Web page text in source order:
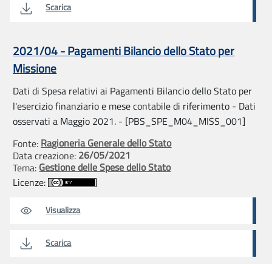
Scarica
2021/04 - Pagamenti Bilancio dello Stato per
Missione
Dati di Spesa relativi ai Pagamenti Bilancio dello Stato per
l'esercizio finanziario e mese contabile di riferimento - Dati
osservati a Maggio 2021. - [PBS_SPE_M04_MISS_001]
Fonte: Ragioneria Generale dello Stato
Data creazione: 26/05/2021
Tema: Gestione delle Spese dello Stato
Licenze:
Visualizza
Scarica